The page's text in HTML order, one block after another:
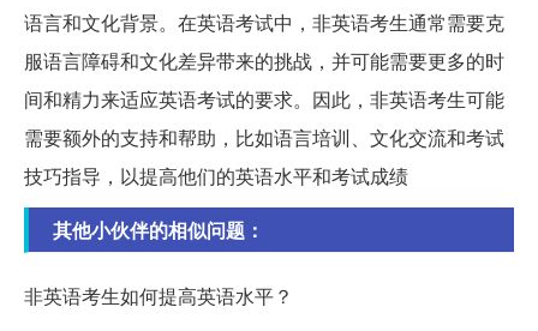
语言和文化背景。在英语考试中，非英语考生通常需要克
服语言障碍和文化差异带来的挑战，并可能需要更多的时
间和精力来适应英语考试的要求。因此，非英语考生可能
需要额外的支持和帮助，比如语言培训、文化交流和考试
技巧指导，以提高他们的英语水平和考试成绩
其他小伙伴的相似问题：
非英语考生如何提高英语水平？